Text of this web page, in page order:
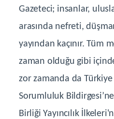
Gazeteci; insanlar,
arasında nefreti,
yayından kaçınır. Tüm
zaman olduğu gibi
zor zamanda da
Sorumluluk
Birliği Yayıncılık